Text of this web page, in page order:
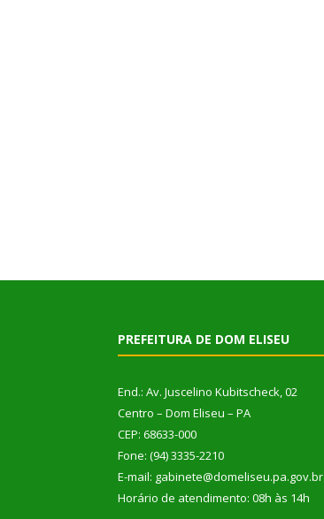
PREFEITURA DE DOM ELISEU
End.: Av. Juscelino Kubitscheck, 02
Centro – Dom Eliseu – PA
CEP: 68633-000
Fone: (94) 3335-2210
E-mail: gabinete@domeliseu.pa.gov.br
Horário de atendimento: 08h às 14h